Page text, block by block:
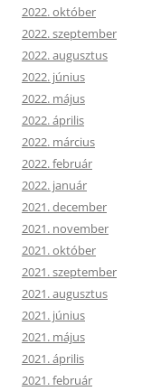
2022. október
2022. szeptember
2022. augusztus
2022. június
2022. május
2022. április
2022. március
2022. február
2022. január
2021. december
2021. november
2021. október
2021. szeptember
2021. augusztus
2021. június
2021. május
2021. április
2021. február